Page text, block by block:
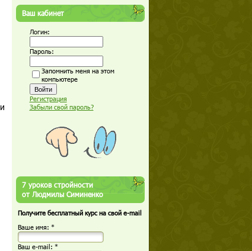
Ваш кабинет
Логин:
Пароль:
Запомнить меня на этом
компьютере
Регистрация
Забыли свой пароль?
7 уроков стройности
от Людмилы Симиненко
Получите бесплатный курс на свой e-mail
Ваше имя: *
Ваш е-mail: *